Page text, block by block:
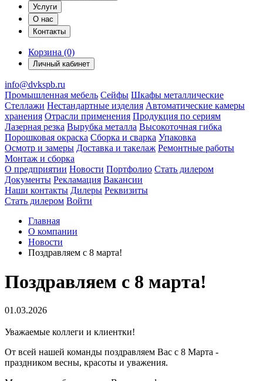
Услуги
О нас
Контакты
Корзина (0)
Личный кабинет
info@dvkspb.ru
Промышленная мебель Сейфы Шкафы металлические
Стеллажи Нестандартные изделия Автоматические камеры
хранения Отрасли применения Продукция по сериям
Лазерная резка Вырубка металла Высокоточная гибка
Порошковая окраска Сборка и сварка Упаковка
Осмотр и замеры Доставка и такелаж Ремонтные работы
Монтаж и сборка
О предприятии Новости Портфолио Стать дилером
Документы Рекламация Вакансии
Наши контакты Дилеры Реквизиты
Стать дилером Войти
Главная
О компании
Новости
Поздравляем с 8 марта!
Поздравляем с 8 марта!
01.03.2026
Уважаемые коллеги и клиентки!
От всей нашей команды поздравляем Вас с 8 Марта -
праздником весны, красоты и уважения.